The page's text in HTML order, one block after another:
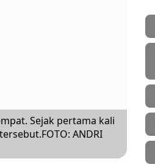
Sejak pertama kali
ANDRI